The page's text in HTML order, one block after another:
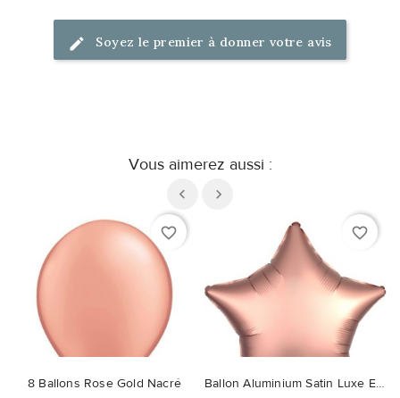
Soyez le premier à donner votre avis
Vous aimerez aussi :
favorite_border
8 Ballons Rose Gold Nacré
favorite_border
Ballon Aluminium Satin Luxe Etoile Rose Gold Cuivre